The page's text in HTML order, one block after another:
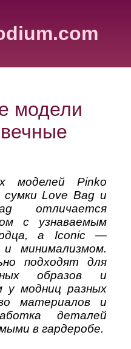
модели
моделей Pinko
сумки Love Bag и
отличается
с узнаваемым
а Iconic —
минимализмом.
подходят для
образов и
у модниц разных
материалов и
деталей
в гардеробе.